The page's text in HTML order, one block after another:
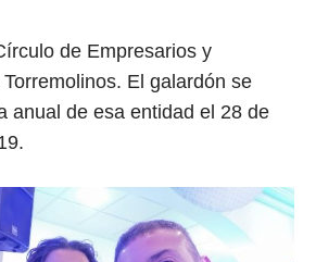
de Empresarios y
El galardón se
anual de esa entidad el 28 de